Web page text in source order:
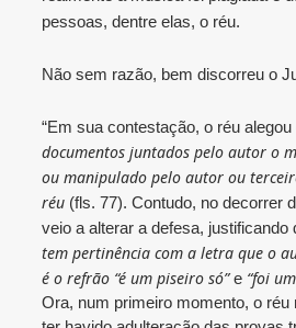
pessoas, dentre elas, o réu.
Não sem razão, bem discorreu o
“Em sua contestação, o réu alegou
documentos juntados pelo autor o
ou manipulado pelo autor ou
réu (fls. 77). Contudo, no decorrer
veio a alterar a defesa, justificando
tem pertinência com a letra que o
é o refrão “é um piseiro só”e “foi
Ora, num primeiro momento, o réu